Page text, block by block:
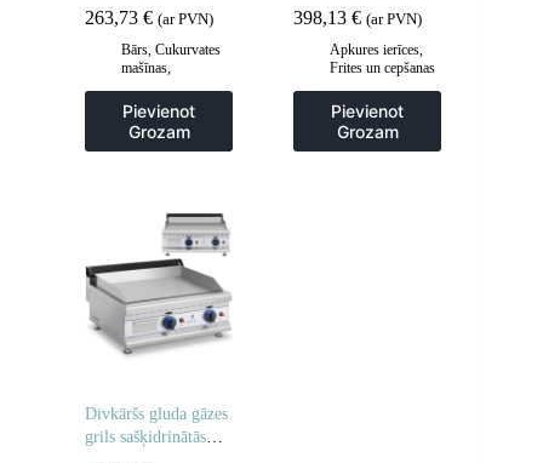
263,73 € (ar PVN)
Bārs Cukurvates
mašīnas
Pievienot
Grozam
2x10L
398,13€ (ar PVN)
Apkures ierīces
Frites un cepšanas
Gastronomija
Regulējamas
cepšanas iekārtas
Pievienot
Grozam
Divkāršs gluda gāzes
grils sašķidrinātās